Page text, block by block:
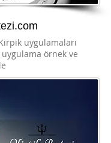
uygulamaları
örnek ve